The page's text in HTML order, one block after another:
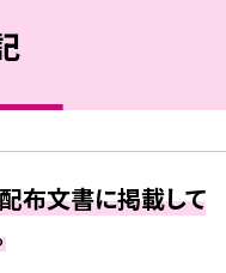
布文書に掲載して